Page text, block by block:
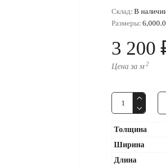
Склад: В
Размеры:
3 200
Цена за м 2
Толщина
Ширина
Длина